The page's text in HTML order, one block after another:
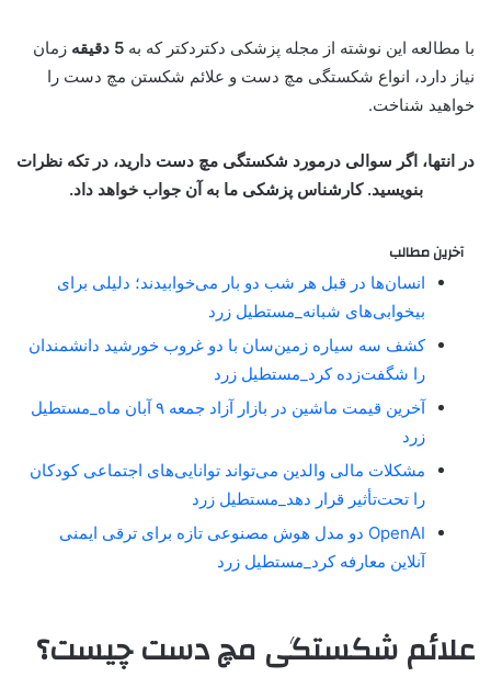
با مطالعه این نوشته از مجله پزشکی دکتردکتر که به 5 دقیقه
زمان
نیاز دارد، انواع شکستگی مچ دست و علائم شکستن مچ دست را
خواهید شناخت.
در انتها، اگر سوالی درمورد شکستگی مچ دست دارید، در تکه نظرات
بنویسید. کارشناس پزشکی ما به آن جواب خواهد داد.
آخرین مطالب
انسان‌ها در قبل هر شب دو بار می‌خوابیدند؛ دلیلی برای
بیخوابی‌های شبانه_مستطیل زرد
کشف سه سیاره زمین‌سان با دو غروب خورشید دانشمندان
را شگفت‌زده کرد_مستطیل زرد
آخرین قیمت ماشین در بازار آزاد جمعه ۹ آبان ماه_مستطیل
زرد
مشکلات مالی والدین می‌تواند توانایی‌های اجتماعی کودکان
را تحت‌تأثیر قرار دهد_مستطیل زرد
OpenAI دو مدل هوش مصنوعی تازه برای ترقی ایمنی
آنلاین معارفه کرد_مستطیل زرد
علائم شکستگی مچ دست چیست؟